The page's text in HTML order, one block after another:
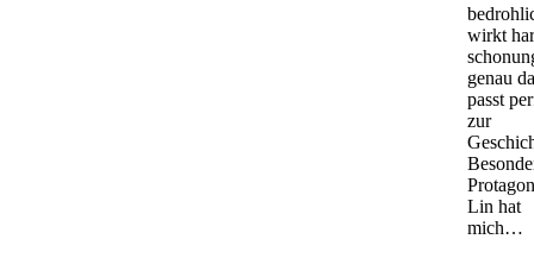
wirkt
genau
passt
zur
Lin hat
mich…